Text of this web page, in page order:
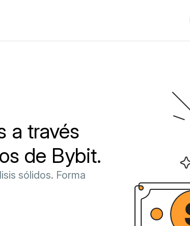
a través
de Bybit.
sólidos. Forma